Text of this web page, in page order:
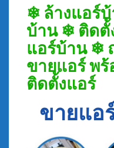
❄ ล้างแอร์
บ้าน ❄ ติดตั้
แอร์บ้าน ❄
ขายแอร์ พ
ติดตั้งแอร์
ขายแอ